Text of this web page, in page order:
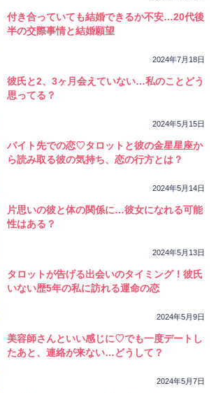
恋の行方 時期
連絡
付き合っていても結婚できるか不安…20代後
半の交際事情と結婚願望
2024年7月18日
彼氏と2、3ヶ月会えていない…私のことどう
思ってる？
2024年5月15日
バイト先での恋♡タロットと彼の金星星座か
ら読み取る彼の気持ち、恋の行方とは？
2024年5月14日
片思いの彼と体の関係に…彼女になれる可能
性はある？
2024年5月13日
タロットが告げる出会いのタイミング！彼氏
いない歴5年の私に訪れる運命の恋
2024年5月9日
美容師さんといい感じに♡でも一度デートし
たあと、連絡が来ない…どうして？
2024年5月7日